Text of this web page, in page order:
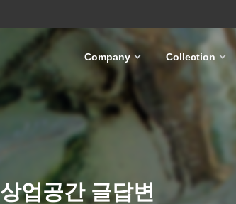
Company Collection
상업공간 글답변